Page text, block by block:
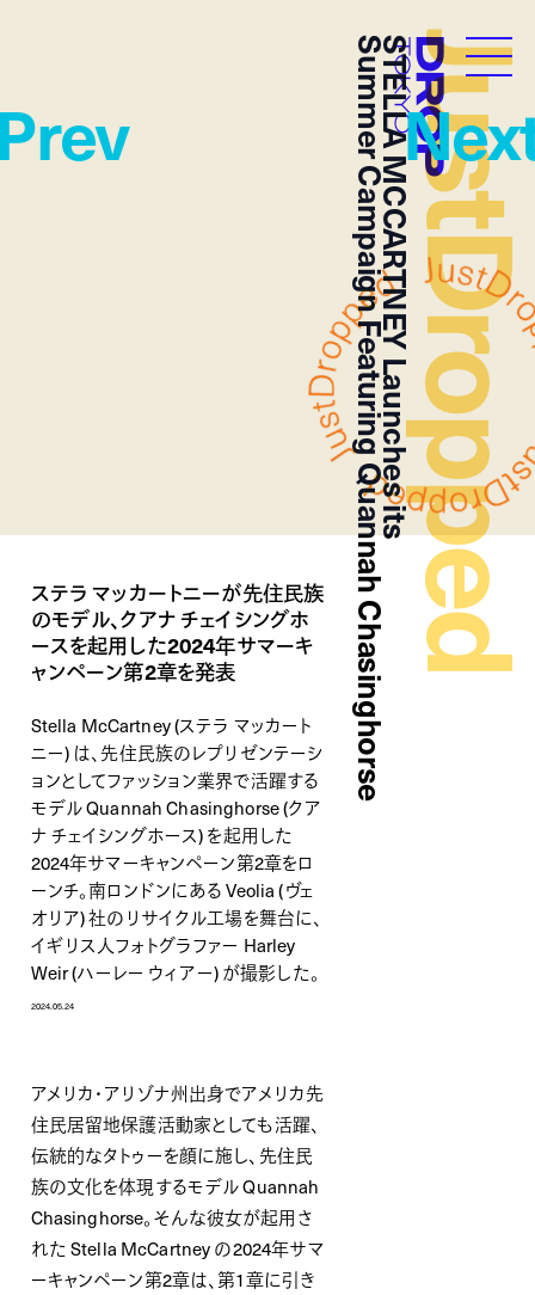
Droptokyo
STELLA MCCARTNEY Launches its
Summer Campaign Featuring Quannah Chasinghorse
ステラ マッカートニーが先住民族
のモデル、クアナ チェイシングホ
ースを起用した2024年サマーキ
ャンペーン第2章を発表
Stella McCartney (ステラ マッカート
ニー) は、先住民族のレプリゼンテーシ
ョンとしてファッション業界で活躍する
モデル Quannah Chasinghorse (クア
ナ チェイシングホース) を起用した
2024年サマーキャンペーン第2章をロ
ーンチ。南ロンドンにある Veolia (ヴェ
オリア) 社のリサイクル工場を舞台に、
イギリス人フォトグラファー Harley
Weir (ハーレー ウィアー) が撮影した。
2024.05.24
アメリカ・アリゾナ州出身でアメリカ先
住民居留地保護活動家としても活躍、
伝統的なタトゥーを顔に施し、先住民
族の文化を体現するモデル Quannah
Chasinghorse。そんな彼女が起用さ
れた Stella McCartney の2024年サマ
ーキャンペーン第2章は、第1章に引き